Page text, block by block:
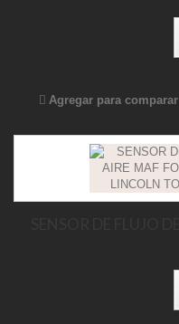
Agregar para comparar